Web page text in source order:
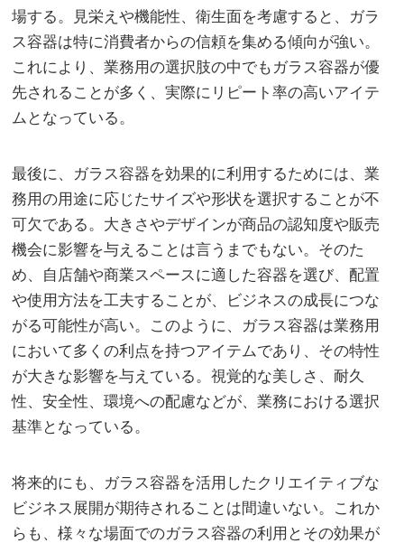
場する。見栄えや機能性、衛生面を考慮すると、ガラ
ス容器は特に消費者からの信頼を集める傾向が強い。
これにより、業務用の選択肢の中でもガラス容器が優
先されることが多く、実際にリピート率の高いアイテ
ムとなっている。
最後に、ガラス容器を効果的に利用するためには、業
務用の用途に応じたサイズや形状を選択することが不
可欠である。大きさやデザインが商品の認知度や販売
機会に影響を与えることは言うまでもない。そのた
め、自店舗や商業スペースに適した容器を選び、配置
や使用方法を工夫することが、ビジネスの成長につな
がる可能性が高い。このように、ガラス容器は業務用
において多くの利点を持つアイテムであり、その特性
が大きな影響を与えている。視覚的な美しさ、耐久
性、安全性、環境への配慮などが、業務における選択
基準となっている。
将来的にも、ガラス容器を活用したクリエイティブな
ビジネス展開が期待されることは間違いない。これか
らも、様々な場面でのガラス容器の利用とその効果が